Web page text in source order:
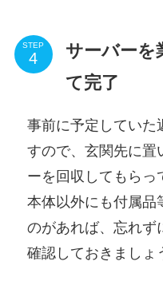
STEP
サーバーを
て完了
事前に予定していた
すので、玄関先に置
ーを回収してもらっ
本体以外にも付属品
のがあれば、忘れず
確認しておきましょ